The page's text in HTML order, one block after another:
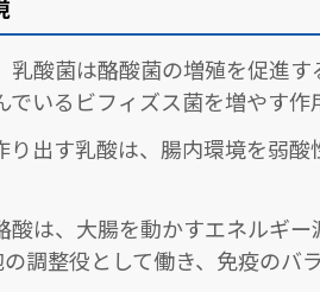
酸菌は酪酸菌の増殖を促進
いるビフィズス菌を増やす作
出す乳酸は、腸内環境を弱
は、大腸を動かすエネルギ
調整役として働き、免疫のバ